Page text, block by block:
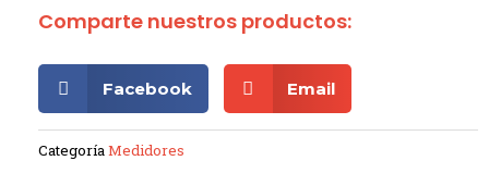
Comparte nuestros productos:
Facebook Email
CategoríaMedidores